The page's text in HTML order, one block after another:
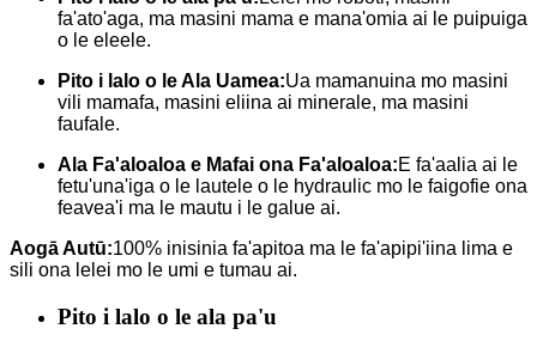
fa'ato'aga, ma masini mama e mana'omia ai le puipuiga
o le eleele.
Pito i lalo o le Ala Uamea:Ua mamanuina mo masini
vili mamafa, masini eliina ai minerale, ma masini
faufale.
Ala Fa'aloaloa e Mafai ona Fa'aloaloa:E fa'aalia ai le
fetu'una'iga o le lautele o le hydraulic mo le faigofie ona
feavea'i ma le mautu i le galue ai.
Aogā Autū:100% inisinia fa'apitoa ma le fa'apipi'iina lima e
sili ona lelei mo le umi e tumau ai.
Pito i lalo o le ala pa'u